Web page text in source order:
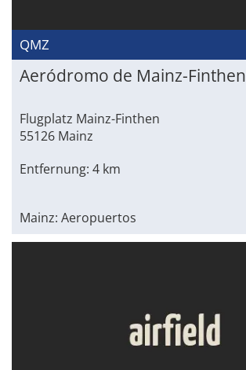
QMZ
Aeródromo de Mainz-Finthen
Flugplatz Mainz-Finthen
55126 Mainz
Entfernung: 4 km
Mainz: Aeropuertos